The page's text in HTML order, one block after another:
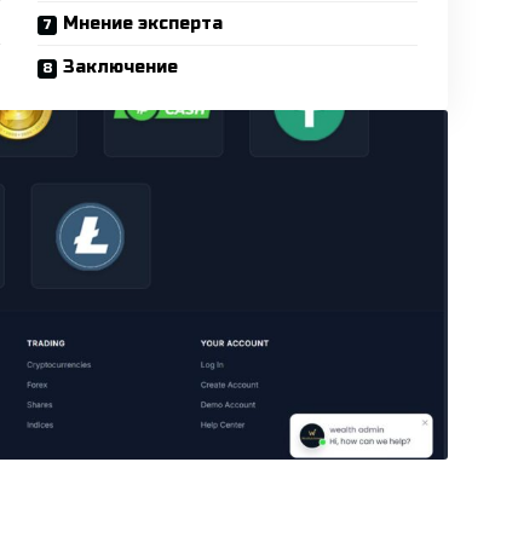
Мнение эксперта
Заключение